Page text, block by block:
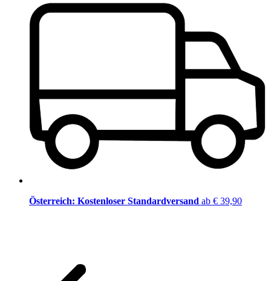
Österreich: Kostenloser Standardversand ab € 39,90